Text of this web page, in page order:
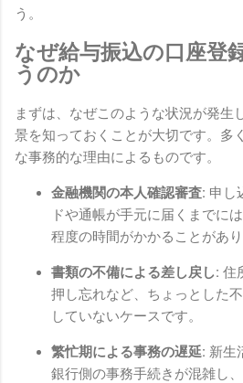
う。
なぜ給与振込の口座登
うのか
まずは、なぜこのような状況が発生
景を知っておくことが大切です。多
な事務的な理由によるものです。
金融機関の本人確認審査: 申し
ドや通帳が手元に届くまでに
程度の時間がかかることがあり
書類の不備による差し戻し: 住
押し忘れなど、ちょっとした
していないケースです。
繁忙期による事務の遅延: 新生
銀行側の事務手続きが混雑し